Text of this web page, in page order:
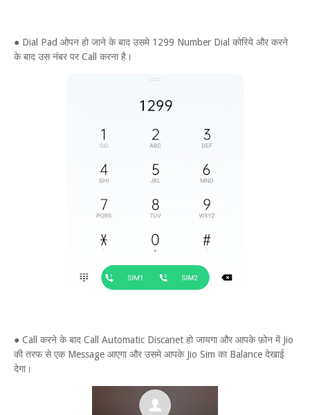
● Dial Pad ओपन हो जाने के बाद उसमे 1299 Number Dial कोरिये और करने
के बाद उस नंबर पर Call करना है।
● Call करने के बाद Call Automatic Discanet हो जायगा और आपके फ़ोन में Jio
की तरफ से एक Message आएगा और उसमे आपके Jio Sim का Balance देखाई
देगा।